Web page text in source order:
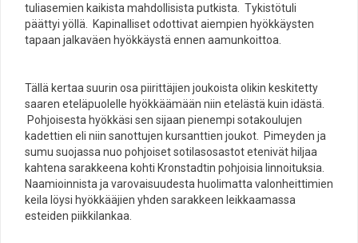
tuliasemien kaikista mahdollisista putkista. Tykistötuli
päättyi yöllä. Kapinalliset odottivat aiempien hyökkäysten
tapaan jalkaväen hyökkäystä ennen aamunkoittoa.
Tällä kertaa suurin osa piirittäjien joukoista olikin keskitetty
saaren eteläpuolelle hyökkäämään niin etelästä kuin idästä.
Pohjoisesta hyökkäsi sen sijaan pienempi sotakoulujen
kadettien eli niin sanottujen kursanttien joukot. Pimeyden ja
sumu suojassa nuo pohjoiset sotilasosastot etenivät hiljaa
kahtena sarakkeena kohti Kronstadtin pohjoisia linnoituksia.
Naamioinnista ​​ja varovaisuudesta ​​huolimatta valonheittimien
keila löysi hyökkääjien yhden sarakkeen leikkaamassa
esteiden piikkilankaa.